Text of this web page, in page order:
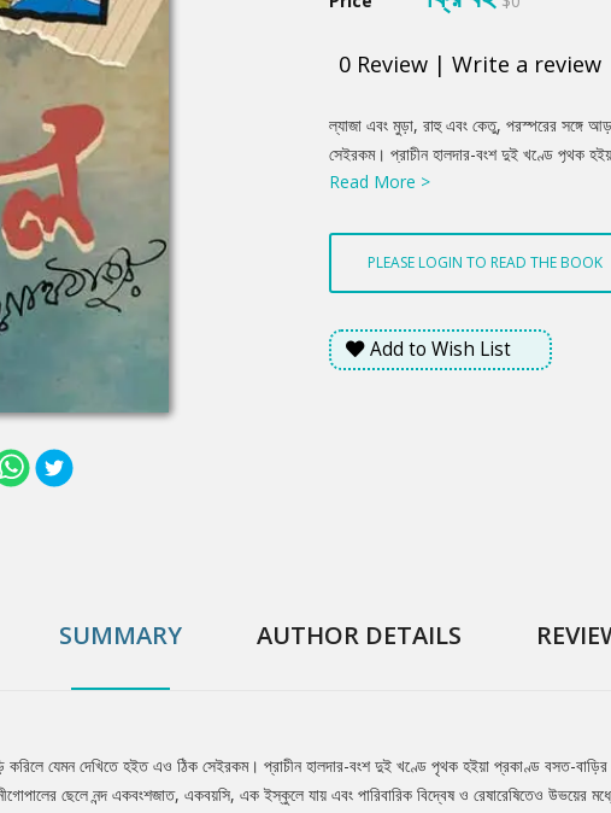
0 Review | Write a review
Product
Summery
ল্যাজা এবং মুড়া, রাহু এবং কেতু, পরস্পরের সঙ্গে
সেইরকম। প্রাচীন হালদার-বংশ দুই খণ্ডে পৃথক
পরস্পর পিঠাপিঠি করিয়া বসিয়া আছে; কেহ কাহারো
উভয়ের মধ্যে সম্পূর্ণ ঐক্য। নলিনের বাপ নবগোপাল
পড়াশুনা ছাড়া আর কথা ছিল না। খেলা খাদ্য ও
ইস্কুল-বইয়ের নীচে চাপিয়া রাখিয়াছিলেন।.....
Read More >
PLEASE LOGIN TO READ THE BOOK
Add to Wish List
SUMMARY AUTHOR DETAILS
যেমন দেখিতে হইত এও ঠিক সেইরকম। প্রাচীন হালদার-বংশ দুই খণ্ডে পৃথক হইয়া প্রকাণ্ড বসত-বাড়ির
ছেলে নন্দ একবংশজাত, একবয়সি, এক ইস্কুলে যায় এবং পারিবারিক বিদ্বেষ ও রেষারেষিতেও